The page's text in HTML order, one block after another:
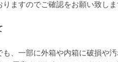
ますのでご確認をお願い致しま
、一部に外箱や内箱に破損や